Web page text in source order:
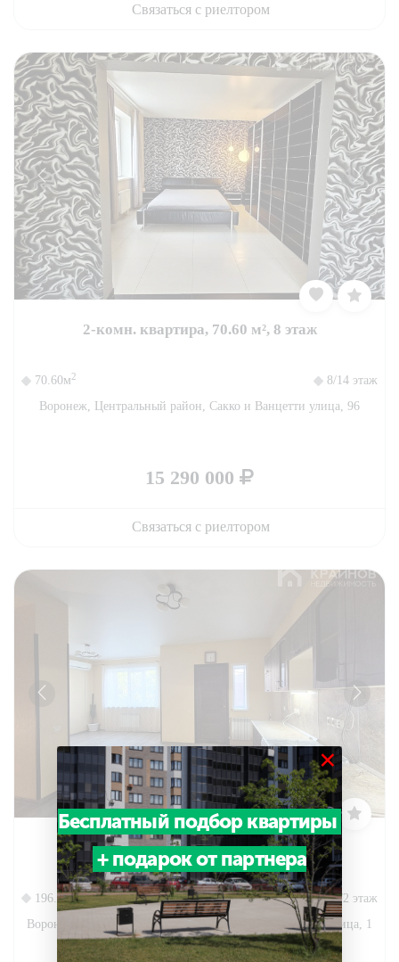
Связаться с риелтором
2-комн. квартира, 70.60 м², 8 этаж
70.60м2
8/14 этаж
Воронеж, Центральный район, Сакко и Ванцетти улица, 96
15 290 000
Связаться с риелтором
3-комн. квартира, 196.40 м², 1 этаж
196.40м2
1/2 этаж
Воронеж, Коминтерновский район, Маршала Голикова улица, 1
Бесплатный подбор квартиры
+ подарок от партнера
×